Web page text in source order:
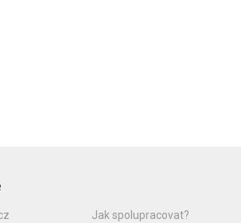
Jak spolupracovat?